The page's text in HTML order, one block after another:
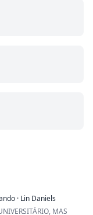
· Lin Daniels
MAS